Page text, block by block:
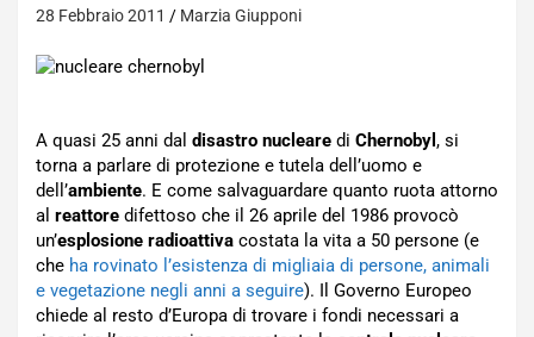
28 Febbraio 2011 Marzia Giupponi
A quasi 25 anni dal disastro nucleare di Chernobyl , si
torna a parlare di protezione e tutela dell’uomo e
dell’ambiente. E come salvaguardare quanto ruota attorno
al reattore difettoso che il 26 aprile del 1986 provocò
un’esplosione radioattiva costata la vita a 50 persone (e
che ha rovinato l’esistenza di migliaia di persone, animali
e vegetazione negli anni a seguire). Il Governo Europeo
chiede al resto d’Europa di trovare i fondi necessari a